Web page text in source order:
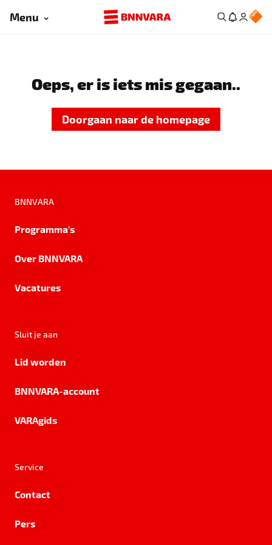
Menu
Oeps, er is iets mis gegaan..
Doorgaan naar de homepage
BNNVARA
Programma's
Over BNNVARA
Vacatures
Sluit je aan
Lid worden
BNNVARA-account
VARAgids
Service
Contact
Pers